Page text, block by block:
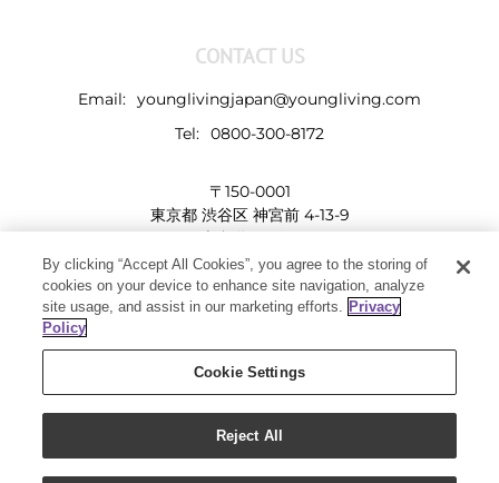
CONTACT US
Email: younglivingjapan@youngliving.com
Tel: 0800-300-8172
〒150-0001
東京都 渋谷区 神宮前 4-13-9
Copyright 2019 - Young Living Essential Oils | All Rights Reserved
By clicking “Accept All Cookies”, you agree to the storing of
cookies on your device to enhance site navigation, analyze
site usage, and assist in our marketing efforts. Privacy
Policy
Cookie Settings
Reject All